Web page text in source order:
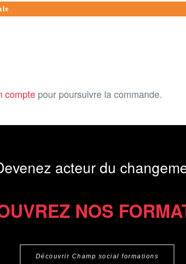
compte pour poursuivre la commande.
acteur du
NOS
Découvrir Champ social formations